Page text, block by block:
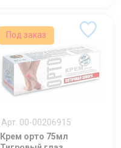
Под заказ
Арт. 00-00206915
Крем орто 75мл